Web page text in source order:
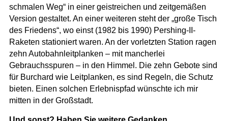
schmalen Weg“ in einer geistreichen und zeitgemäßen
Version gestaltet. An einer weiteren steht der „große Tisch
des Friedens“, wo einst (1982 bis 1990) Pershing-II-
Raketen stationiert waren. An der vorletzten Station ragen
zehn Autobahnleitplanken – mit mancherlei
Gebrauchsspuren – in den Himmel. Die zehn Gebote sind
für Burchard wie Leitplanken, es sind Regeln, die Schutz
bieten. Einen solchen Erlebnispfad wünschte ich mir
mitten in der Großstadt.